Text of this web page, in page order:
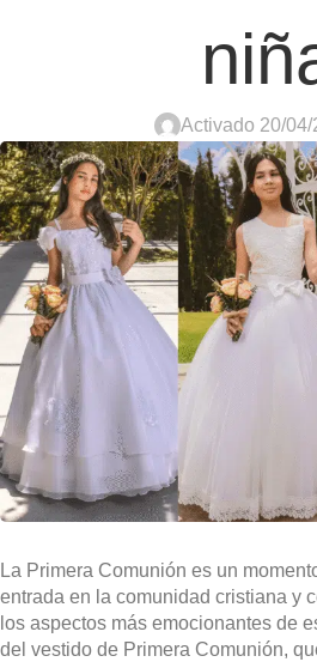
Activado 20/04/
La Primera Comunión es un
entrada en la comunidad cristiana y
los aspectos más emocionantes de
del vestido de Primera Comunión,